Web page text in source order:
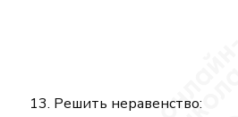
Решить неравенство: